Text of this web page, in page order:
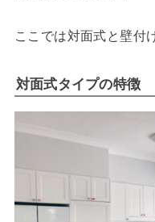
ここでは対面式と壁付
対面式タイプの特徴